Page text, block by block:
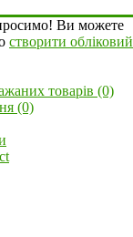
Ви можете
створити обліковий
товарів (0)
(0)